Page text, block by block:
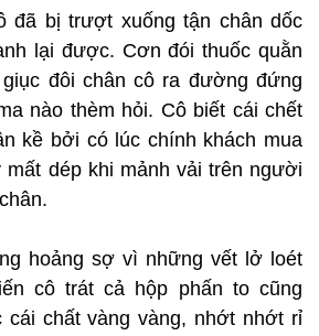
đã bị trượt xuống tận chân dốc
lại được. Cơn đói thuốc quằn
đôi chân cô ra đường đứng
nào thèm hỏi. Cô biết cái chết
kề bởi có lúc chính khách mua
mất dép khi mảnh vải trên người
hoảng sợ vì những vết lở loét
cô trát cả hộp phấn to cũng
cái chất vàng vàng, nhớt nhớt rỉ